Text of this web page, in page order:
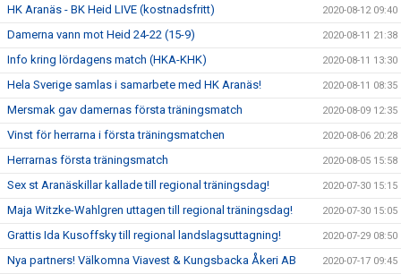
HK Aranäs - BK Heid LIVE (kostnadsfritt) 2020-08-12 09:40
Damerna vann mot Heid 24-22 (15-9) 2020-08-11 21:38
Info kring lördagens match (HKA-KHK) 2020-08-11 13:30
Hela Sverige samlas i samarbete med HK Aranäs! 2020-08-11 08:35
Mersmak gav damernas första träningsmatch 2020-08-09 12:35
Vinst för herrarna i första träningsmatchen 2020-08-06 20:28
Herrarnas första träningsmatch 2020-08-05 15:58
Sex st Aranäskillar kallade till regional träningsdag! 2020-07-30 15:15
Maja Witzke-Wahlgren uttagen till regional träningsdag! 2020-07-30 15:05
Grattis Ida Kusoffsky till regional landslagsuttagning! 2020-07-29 08:50
Nya partners! Välkomna Viavest & Kungsbacka Åkeri AB 2020-07-17 09:45